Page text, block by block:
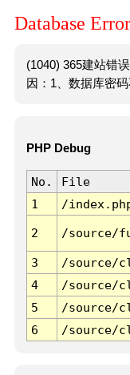
Database Error
(1040) 365建站错
因：1、数据库密
PHP Debug
No. File
1
/
2 /source/
3 /source/
4
/source/
5
/source/
6
/source/